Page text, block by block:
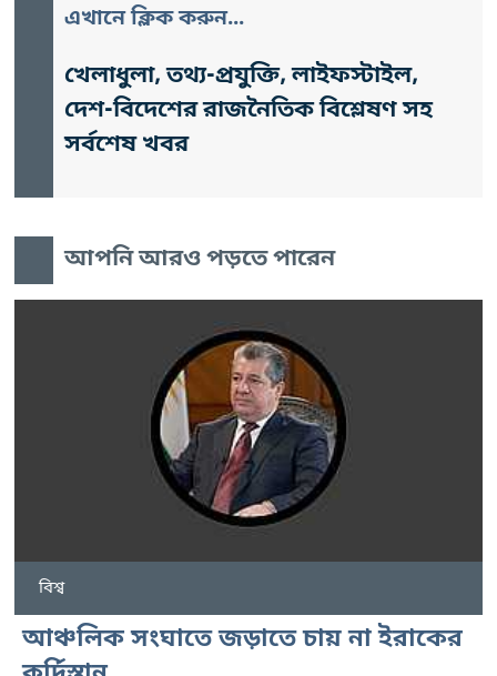
এখানে ক্লিক করুন...
খেলাধুলা, তথ্য-প্রযুক্তি, লাইফস্টাইল,
দেশ-বিদেশের রাজনৈতিক বিশ্লেষণ সহ
সর্বশেষ খবর
আপনি আরও পড়তে পারেন
বিশ্ব
আঞ্চলিক সংঘাতে জড়াতে চায় না ইরাকের